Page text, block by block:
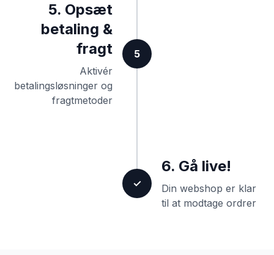
5. Opsæt
betaling &
fragt
Aktivér
betalingsløsninger og
fragtmetoder
5
✓
6. Gå live!
Din webshop er klar
til at modtage ordrer